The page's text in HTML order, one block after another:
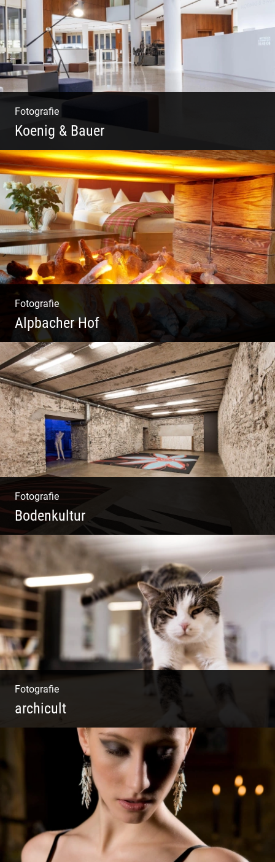
Fotografie
Koenig & Bauer
Moderne Architektur | Offen & Futuristisch |
Foyer Gestaltung | Weite Räume
Fotografie
Alpbacher Hof
Liebevolles Design | Moderne Zimmer |
Luxuriöser Spa | Alpiner Stil
Fotografie
Bodenkultur
Boden & Raumausstattung | Imposantes
Gewölbe | Großzügige Räume | Vintage Stil
Fotografie
archicult
Lesen & Inspirieren | Messen & Verlegen |
Zeichnen & Malen | Planen & Bauen